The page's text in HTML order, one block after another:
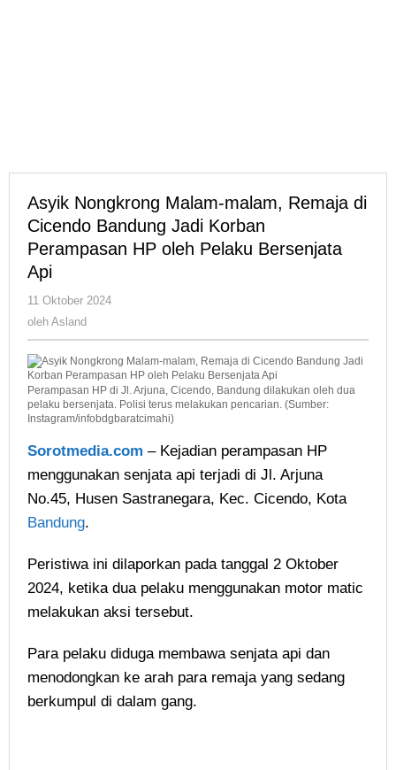
Asyik Nongkrong Malam-malam, Remaja di
Cicendo Bandung Jadi Korban
Perampasan HP oleh Pelaku Bersenjata
Api
11 Oktober 2024
oleh Asland
Perampasan HP di Jl. Arjuna, Cicendo, Bandung dilakukan oleh dua
pelaku bersenjata. Polisi terus melakukan pencarian. (Sumber:
Instagram/infobdgbaratcimahi)
Sorotmedia.com – Kejadian perampasan HP
menggunakan senjata api terjadi di Jl. Arjuna
No.45, Husen Sastranegara, Kec. Cicendo, Kota
Bandung.
Peristiwa ini dilaporkan pada tanggal 2 Oktober
2024, ketika dua pelaku menggunakan motor matic
melakukan aksi tersebut.
Para pelaku diduga membawa senjata api dan
menodongkan ke arah para remaja yang sedang
berkumpul di dalam gang.